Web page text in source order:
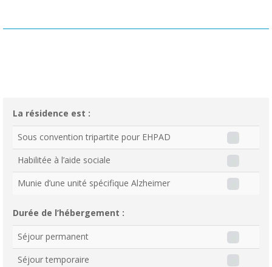
La résidence est :
Sous convention tripartite pour EHPAD
Habilitée à l’aide sociale
Munie d’une unité spécifique Alzheimer
Durée de l’hébergement :
Séjour permanent
Séjour temporaire